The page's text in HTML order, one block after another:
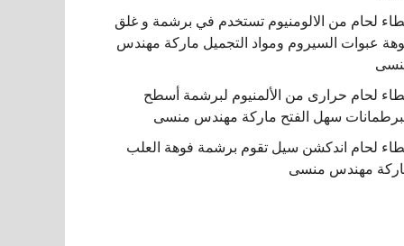
لحام من الالومنيوم تستخدم في برشمة و غلق
عبوات السيروم ومواد التجميل ماركة مهندس
لحام حرارى من الألمنيوم لبرشمة أسطح
سهل الفتح ماركة مهندس منسى
لحام اندكشن سيل تقوم برشمة فوهة العلب
مهندس منسى